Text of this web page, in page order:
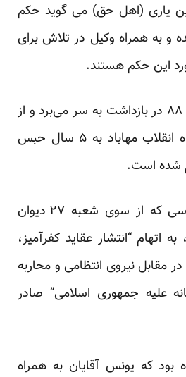
یاری (اهل حق) می گوید حکم
به همراه وکیل در تلاش برای
این حکم هستند.
یونس آقایان از مهرماه ۸۸ در بازداشت به سر می‌برد و از
سوی شعبه دوم دادگاه انقلاب مهاباد به ۵ سال حبس
شده است.
حکم این زندانی سیاسی که از سوی شعبه ۲۷ دیوان
اتهام “انتشار عقاید کفرآمیز،
مقابل نیروی انتظامی و محاربه
علیه جمهوری اسلامی” صادر
بود که یونس آقایان به همراه